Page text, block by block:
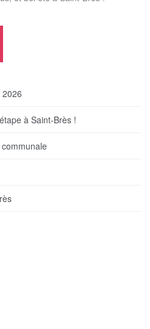
à Saint-Brès !